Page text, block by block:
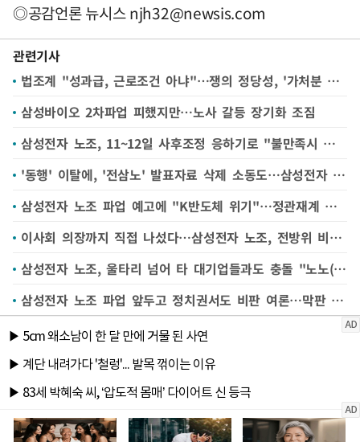
◎공감언론 뉴시스njh32@newsis.com
관련기사
법조계 "성과급, 근로조건 아냐"…쟁의 정당성, '가처분 최대 쟁점'으로 [삼성전자 파업 전운①]
삼성바이오 2차파업 피했지만…노사 갈등 장기화 조짐
삼성전자 노조, 11~12일 사후조정 응하기로 "불만족시 총파업"
'동행' 이탈에, '전삼노' 발표자료 삭제 소동도…삼성전자 노조 갈등 '수면 위'
삼성전자 노조 파업 예고에 "K반도체 위기"…정관재계 각계각층서 제언 쏟아져
이사회 의장까지 직접 나섰다…삼성전자 노조, 전방위 비판에 파업 동력 흔들리나
삼성전자 노조, 울타리 넘어 타 대기업들과도 충돌 "노노(勞勞)갈등 외부로 번져"
삼성전자 노조 파업 앞두고 정치권서도 비판 여론…막판 타협 가능성은?